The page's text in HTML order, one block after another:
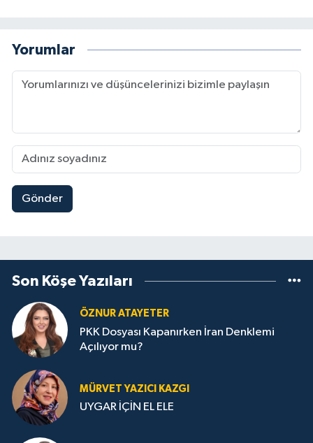
Yorumlar
Gönder
Son Köşe Yazıları
ÖZNUR ATAYETER
PKK Dosyası Kapanırken İran Denklemi
Açılıyor mu?
MÜRVET YAZICI KAZGI
UYGAR İÇİN EL ELE